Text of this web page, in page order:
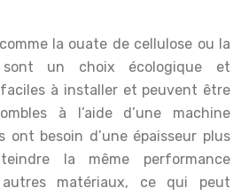
la ouate de cellulose ou la
un choix écologique et
à installer et peuvent être
à l’aide d’une machine
ont besoin d’une épaisseur plus
la même performance
matériaux, ce qui peut